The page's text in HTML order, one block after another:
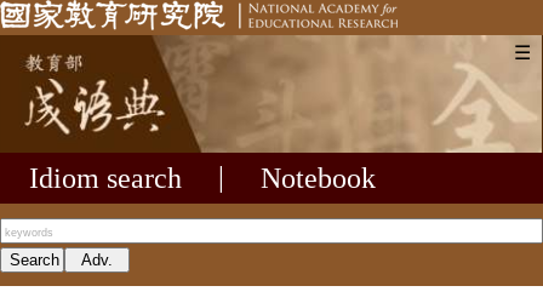
☰
Idiom search Notebook